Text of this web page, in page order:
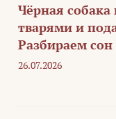
Чёрная собака
тварями и
Разбираем
26.07.2026